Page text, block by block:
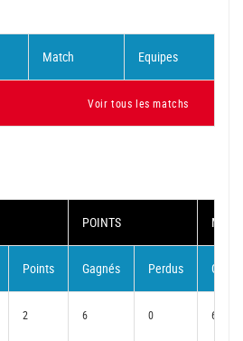
Match Equipes
Voir tous les matchs
POINTS
Points Gagnés Perdus
2 6 0 6